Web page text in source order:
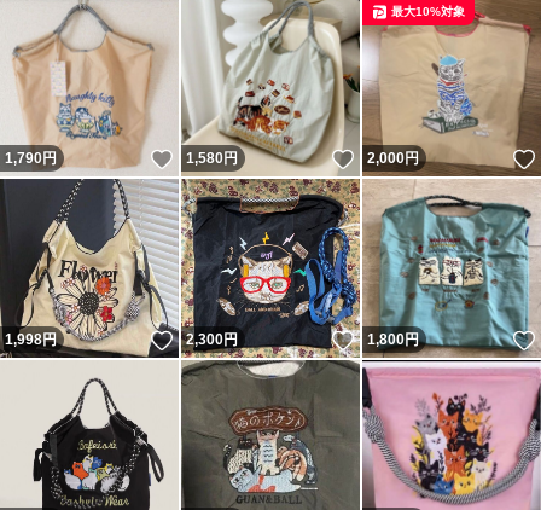
1,790円 いいね！
1,580円 いいね！
2,000円
最大10%対象
1,998円 いいね！
2,300円 いいね！
1,800円